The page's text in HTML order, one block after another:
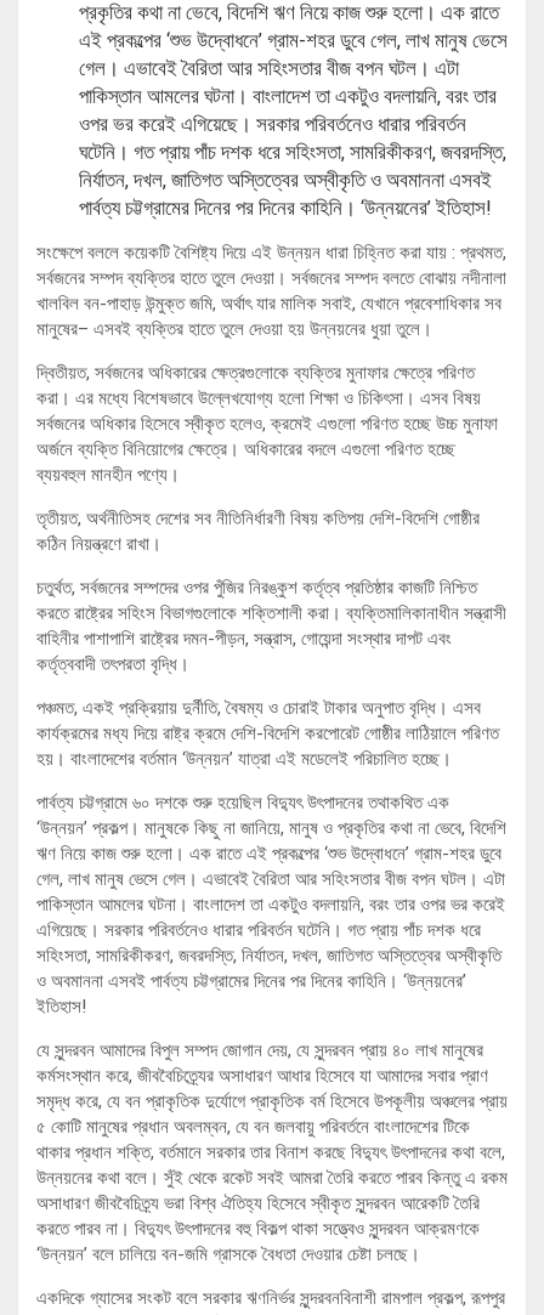
প্রকৃতির কথা না ভেবে, বিদেশি ঋণ নিয়ে কাজ শুরু হলো। এক রাতে
এই প্রকল্পের ‘শুভ উদ্বোধনে’ গ্রাম-শহর ডুবে গেল, লাখ মানুষ ভেসে
গেল। এভাবেই বৈরিতা আর সহিংসতার বীজ বপন ঘটল। এটা
পাকিস্তান আমলের ঘটনা। বাংলাদেশ তা একটুও বদলায়নি, বরং তার
ওপর ভর করেই এগিয়েছে। সরকার পরিবর্তনেও ধারার পরিবর্তন
ঘটেনি। গত প্রায় পাঁচ দশক ধরে সহিংসতা, সামরিকীকরণ, জবরদস্তি,
নির্যাতন, দখল, জাতিগত অস্তিত্বের অস্বীকৃতি ও অবমাননা এসবই
পার্বত্য চট্টগ্রামের দিনের পর দিনের কাহিনি। ‘উন্নয়নের’ ইতিহাস!
সংক্ষেপে বললে কয়েকটি বৈশিষ্ট্য দিয়ে এই উন্নয়ন ধারা চিহ্নিত করা যায় : প্রথমত,
সর্বজনের সম্পদ ব্যক্তির হাতে তুলে দেওয়া। সর্বজনের সম্পদ বলতে বোঝায় নদীনালা
খালবিল বন-পাহাড় উন্মুক্ত জমি, অর্থাৎ যার মালিক সবাই, যেখানে প্রবেশাধিকার সব
মানুষের– এসবই ব্যক্তির হাতে তুলে দেওয়া হয় উন্নয়নের ধুয়া তুলে।
দ্বিতীয়ত, সর্বজনের অধিকারের ক্ষেত্রগুলোকে ব্যক্তির মুনাফার ক্ষেত্রে পরিণত
করা। এর মধ্যে বিশেষভাবে উল্লেখযোগ্য হলো শিক্ষা ও চিকিৎসা। এসব বিষয়
সর্বজনের অধিকার হিসেবে স্বীকৃত হলেও, ক্রমেই এগুলো পরিণত হচ্ছে উচ্চ মুনাফা
অর্জনে ব্যক্তি বিনিয়োগের ক্ষেত্রে। অধিকারের বদলে এগুলো পরিণত হচ্ছে
ব্যয়বহুল মানহীন পণ্যে।
তৃতীয়ত, অর্থনীতিসহ দেশের সব নীতিনির্ধারণী বিষয় কতিপয় দেশি-বিদেশি গোষ্ঠীর
কঠিন নিয়ন্ত্রণে রাখা।
চতুর্থত, সর্বজনের সম্পদের ওপর পুঁজির নিরঙ্কুশ কর্তৃত্ব প্রতিষ্ঠার কাজটি নিশ্চিত
করতে রাষ্ট্রের সহিংস বিভাগগুলোকে শক্তিশালী করা। ব্যক্তিমালিকানাধীন সন্ত্রাসী
বাহিনীর পাশাপাশি রাষ্ট্রের দমন-পীড়ন, সন্ত্রাস, গোয়েন্দা সংস্থার দাপট এবং
কর্তৃত্ববাদী তৎপরতা বৃদ্ধি।
পঞ্চমত, একই প্রক্রিয়ায় দুর্নীতি, বৈষম্য ও চোরাই টাকার অনুপাত বৃদ্ধি। এসব
কার্যক্রমের মধ্য দিয়ে রাষ্ট্র ক্রমে দেশি-বিদেশি করপোরেট গোষ্ঠীর লাঠিয়ালে পরিণত
হয়। বাংলাদেশের বর্তমান ‘উন্নয়ন’ যাত্রা এই মডেলেই পরিচালিত হচ্ছে।
পার্বত্য চট্টগ্রামে ৬০ দশকে শুরু হয়েছিল বিদ্যুৎ উৎপাদনের তথাকথিত এক
‘উন্নয়ন’ প্রকল্প। মানুষকে কিছু না জানিয়ে, মানুষ ও প্রকৃতির কথা না ভেবে, বিদেশি
ঋণ নিয়ে কাজ শুরু হলো। এক রাতে এই প্রকল্পের ‘শুভ উদ্বোধনে’ গ্রাম-শহর ডুবে
গেল, লাখ মানুষ ভেসে গেল। এভাবেই বৈরিতা আর সহিংসতার বীজ বপন ঘটল। এটা
পাকিস্তান আমলের ঘটনা। বাংলাদেশ তা একটুও বদলায়নি, বরং তার ওপর ভর করেই
এগিয়েছে। সরকার পরিবর্তনেও ধারার পরিবর্তন ঘটেনি। গত প্রায় পাঁচ দশক ধরে
সহিংসতা, সামরিকীকরণ, জবরদস্তি, নির্যাতন, দখল, জাতিগত অস্তিত্বের অস্বীকৃতি
ও অবমাননা এসবই পার্বত্য চট্টগ্রামের দিনের পর দিনের কাহিনি। ‘উন্নয়নের’
ইতিহাস!
যে সুন্দরবন আমাদের বিপুল সম্পদ জোগান দেয়, যে সুন্দরবন প্রায় ৪০ লাখ মানুষের
কর্মসংস্থান করে, জীববৈচিত্র্যের অসাধারণ আধার হিসেবে যা আমাদের সবার প্রাণ
সমৃদ্ধ করে, যে বন প্রাকৃতিক দুর্যোগে প্রাকৃতিক বর্ম হিসেবে উপকূলীয় অঞ্চলের প্রায়
৫ কোটি মানুষের প্রধান অবলম্বন, যে বন জলবায়ু পরিবর্তনে বাংলাদেশের টিকে
থাকার প্রধান শক্তি, বর্তমানে সরকার তার বিনাশ করছে বিদ্যুৎ উৎপাদনের কথা বলে,
উন্নয়নের কথা বলে। সুঁই থেকে রকেট সবই আমরা তৈরি করতে পারব কিন্তু এ রকম
অসাধারণ জীববৈচিত্র্য ভরা বিশ্ব ঐতিহ্য হিসেবে স্বীকৃত সুন্দরবন আরেকটি তৈরি
করতে পারব না। বিদ্যুৎ উৎপাদনের বহু বিকল্প থাকা সত্ত্বেও সুন্দরবন আক্রমণকে
‘উন্নয়ন’ বলে চালিয়ে বন-জমি গ্রাসকে বৈধতা দেওয়ার চেষ্টা চলছে।
একদিকে গ্যাসের সংকট বলে সরকার ঋণনির্ভর সুন্দরবনবিনাশী রামপাল প্রকল্প, রূপপুর